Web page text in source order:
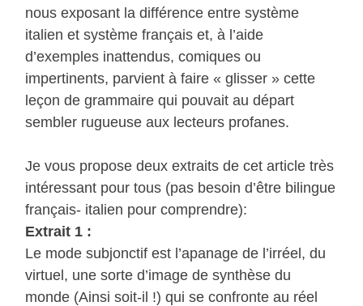
nous exposant la différence entre système
italien et système français et, à l’aide
d’exemples inattendus, comiques ou
impertinents, parvient à faire « glisser » cette
leçon de grammaire qui pouvait au départ
sembler rugueuse aux lecteurs profanes.
Je vous propose deux extraits de cet article très
intéressant pour tous (pas besoin d’être bilingue
français- italien pour comprendre):
Extrait 1 :
Le mode subjonctif est l’apanage de l’irréel, du
virtuel, une sorte d’image de synthèse du
monde (Ainsi soit-il !) qui se confronte au réel